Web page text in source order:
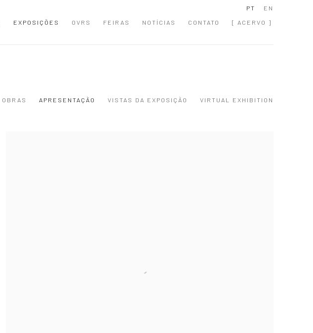
EXPOSIÇÕES OVRS FEIRAS NOTÍCIAS CONTATO [ ACERVO ]
PT EN
OBRAS APRESENTAÇÃO VISTAS DA EXPOSIÇÃO VIRTUAL EXHIBITION